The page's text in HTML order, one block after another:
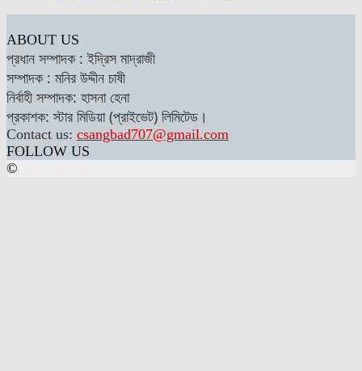
ABOUT US
প্রধান সম্পাদক : ইদ্রিস মাদ্রাজী
সম্পাদক : মনির উদ্দীন চাষী
নির্বাহী সম্পাদক: হাসনা হেনা
প্রকাশক: স্টার মিডিয়া (প্রাইভেট) লিমিটেড।
Contact us: csangbad707@gmail.com
FOLLOW US
©